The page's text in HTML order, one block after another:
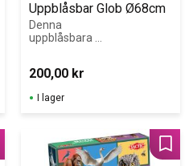
Uppblåsbar Glob Ø68cm
Denna
uppblåsbara
stor uppblåsbar
lärare och elever
200,00 kr
I lager
till i favoriter